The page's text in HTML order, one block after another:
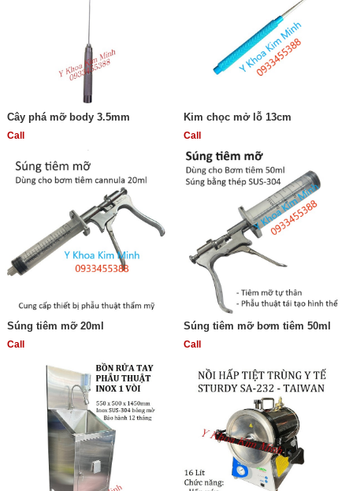
Cây phá mỡ body 3.5mm
Call
Kim chọc mở lỗ 13cm
Call
Súng tiêm mỡ 20ml
Call
Súng tiêm mỡ bơm tiêm 50ml
Call